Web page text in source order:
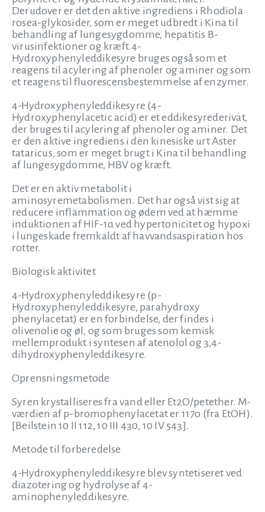
Derudover er det den aktive ingrediens i Rhodiola
rosea-glykosider, som er meget udbredt i Kina til
behandling af lungesygdomme, hepatitis B-
virusinfektioner og kræft.4-
Hydroxyphenyleddikesyre bruges også som et
reagens til acylering af phenoler og aminer og som
et reagens til fluorescensbestemmelse af enzymer.
4-Hydroxyphenyleddikesyre (4-
Hydroxyphenylacetic acid) er et eddikesyrederivat,
der bruges til acylering af phenoler og aminer. Det
er den aktive ingrediens i den kinesiske urt Aster
tataricus, som er meget brugt i Kina til behandling
af lungesygdomme, HBV og kræft.
Det er en aktiv metabolit i
aminosyremetabolismen. Det har også vist sig at
reducere inflammation og ødem ved at hæmme
induktionen af HIF-1α ved hypertonicitet og hypoxi
i lungeskade fremkaldt af havvandsaspiration hos
rotter.
Biologisk aktivitet
4-Hydroxyphenyleddikesyre (p-
Hydroxyphenyleddikesyre, parahydroxy
phenylacetat) er en forbindelse, der findes i
olivenolie og øl, og som bruges som kemisk
mellemprodukt i syntesen af atenolol og 3,4-
dihydroxyphenyleddikesyre.
Oprensningsmetode
Syren krystalliseres fra vand eller Et2O/petether. M-
værdien af p-bromophenylacetat er 117o (fra EtOH).
[Beilstein 10 II 112, 10 III 430, 10 IV 543].
Metode til forberedelse
4-Hydroxyphenyleddikesyre blev syntetiseret ved
diazotering og hydrolyse af 4-
aminophenyleddikesyre.